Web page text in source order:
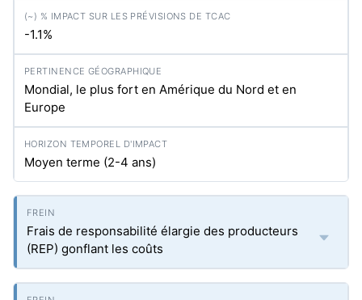
-1.1%
Mondial, le plus fort en Amérique du Nord et en
Europe
Moyen terme (2-4 ans)
Frais de responsabilité élargie des producteurs
(REP) gonflant les coûts